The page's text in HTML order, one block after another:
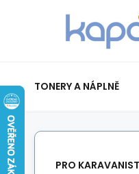
TONERY A NÁPLNĚ
PAPÍR-ETIKETY-
PRO